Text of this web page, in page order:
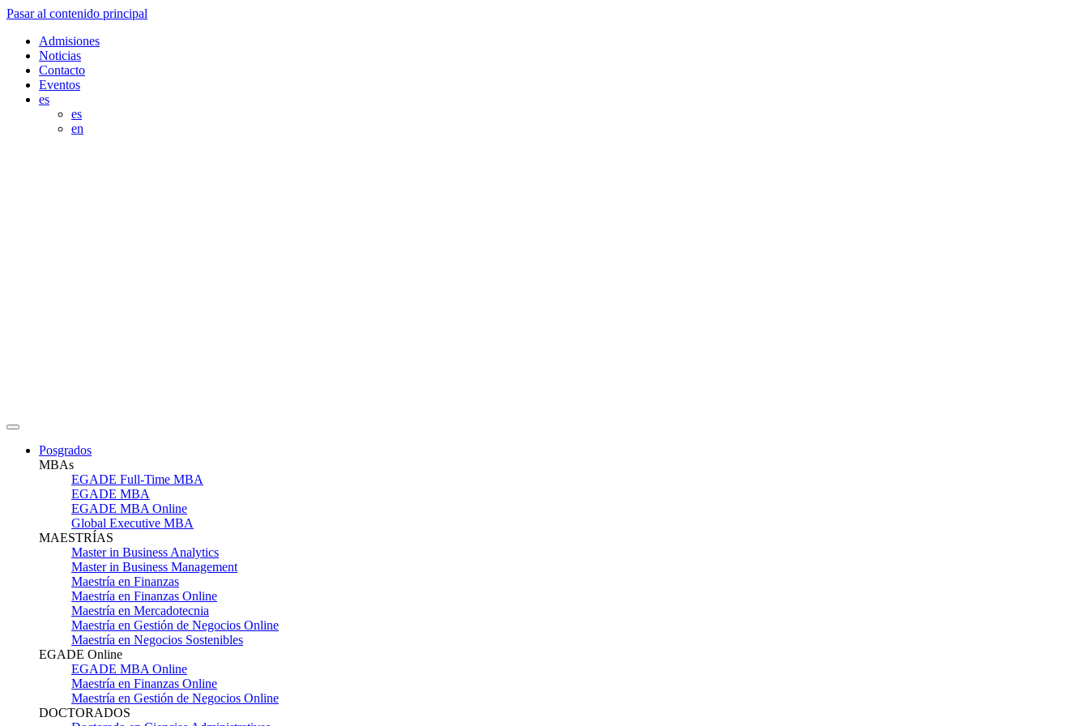
Pasar al contenido principal
Admisiones
Noticias
Contacto
Eventos
es
es
en
Posgrados
MBAs
EGADE Full-Time MBA
EGADE MBA
EGADE MBA Online
Global Executive MBA
MAESTRÍAS
Master in Business Analytics
Master in Business Management
Maestría en Finanzas
Maestría en Finanzas Online
Maestría en Mercadotecnia
Maestría en Gestión de Negocios Online
Maestría en Negocios Sostenibles
EGADE Online
EGADE MBA Online
Maestría en Finanzas Online
Maestría en Gestión de Negocios Online
DOCTORADOS